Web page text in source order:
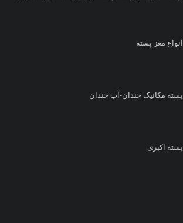
انواع مغز پسته
پسته مکانیک خندان-آب خندان
پسته اکبری